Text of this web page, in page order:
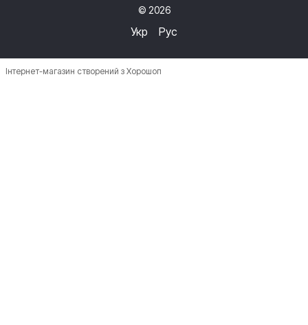
© 2026
Укр Рус
Інтернет-магазин створений з Хорошоп